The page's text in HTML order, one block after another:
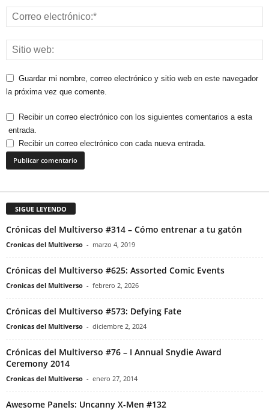
Guardar mi nombre, correo electrónico y sitio web en este navegador
la próxima vez que comente.
Recibir un correo electrónico con los siguientes comentarios a esta
entrada.
Recibir un correo electrónico con cada nueva entrada.
SIGUE LEYENDO
Crónicas del Multiverso #314 – Cómo entrenar a tu gatón
Cronicas del Multiverso - marzo 4, 2019
Crónicas del Multiverso #625: Assorted Comic Events
Cronicas del Multiverso - febrero 2, 2026
Crónicas del Multiverso #573: Defying Fate
Cronicas del Multiverso - diciembre 2, 2024
Crónicas del Multiverso #76 – I Annual Snydie Award
Ceremony 2014
Cronicas del Multiverso - enero 27, 2014
Awesome Panels: Uncanny X-Men #132